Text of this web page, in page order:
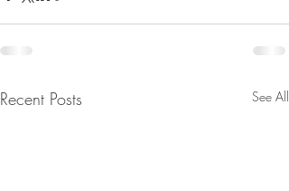
Recent Posts See All